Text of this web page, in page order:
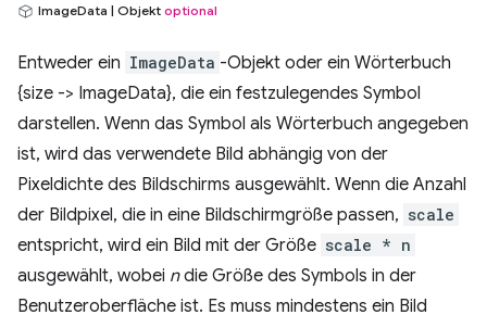
ImageData | Objekt optional
Entweder ein ImageData -Objekt oder ein Wörterbuch
{size -> ImageData}, die ein festzulegendes Symbol
darstellen. Wenn das Symbol als Wörterbuch angegeben
ist, wird das verwendete Bild abhängig von der
Pixeldichte des Bildschirms ausgewählt. Wenn die Anzahl
der Bildpixel, die in eine Bildschirmgröße passen, scale
entspricht, wird ein Bild mit der Größe scale * n
ausgewählt, wobei ndie Größe des Symbols in der
Benutzeroberfläche ist. Es muss mindestens ein Bild